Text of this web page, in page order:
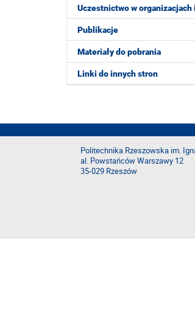
Uczestnictwo w
Publikacje
Materiały do pobrania
Linki do innych stron
Politechnika Rzeszowska im.
al. Powstańców Warszawy 12
35-029 Rzeszów